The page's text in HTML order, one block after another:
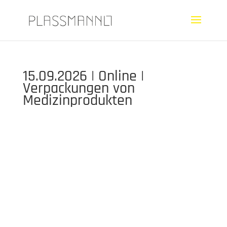
15.09.2026 | Online |
Verpackungen von
Medizinprodukten